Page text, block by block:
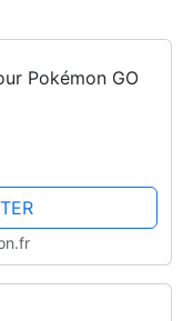
Pokémon GO